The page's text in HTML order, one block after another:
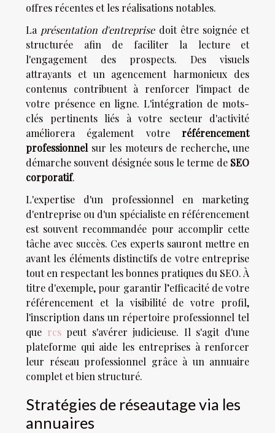
offres récentes et les réalisations notables.
La présentation d'entreprisedoit être soignée et
structurée afin de faciliter la lecture et
l'engagement des prospects. Des visuels
attrayants et un agencement harmonieux des
contenus contribuent à renforcer l'impact de
votre présence en ligne. L'intégration de mots-
clés pertinents liés à votre secteur d'activité
améliorera également votre référencement
professionnel sur les moteurs de recherche, une
démarche souvent désignée sous le terme de SEO
corporatif.
L'expertise d'un professionnel en marketing
d'entreprise ou d'un spécialiste en référencement
est souvent recommandée pour accomplir cette
tâche avec succès. Ces experts sauront mettre en
avant les éléments distinctifs de votre entreprise
tout en respectant les bonnes pratiques du SEO. À
titre d'exemple, pour garantir l’efficacité de votre
référencement et la visibilité de votre profil,
l'inscription dans un répertoire professionnel tel
que rcspeut s'avérer judicieuse. Il s'agit d'une
plateforme qui aide les entreprises à renforcer
leur réseau professionnel grâce à un annuaire
complet et bien structuré.
Stratégies de réseautage via les
annuaires